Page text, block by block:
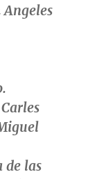
Carles
de las